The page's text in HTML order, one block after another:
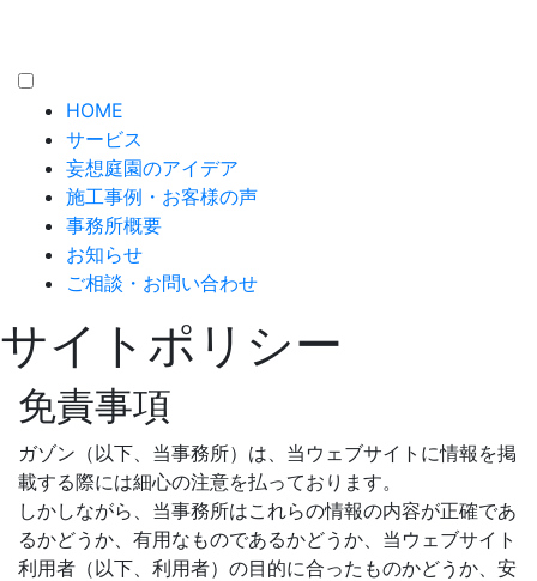
HOME
サービス
妄想庭園のアイデア
施工事例・お客様の声
事務所概要
お知らせ
ご相談・お問い合わせ
サイトポリシー
免責事項
ガゾン（以下、当事務所）は、当ウェブサイトに情報を掲
載する際には細心の注意を払っております。
しかしながら、当事務所はこれらの情報の内容が正確であ
るかどうか、有用なものであるかどうか、当ウェブサイト
利用者（以下、利用者）の目的に合ったものかどうか、安